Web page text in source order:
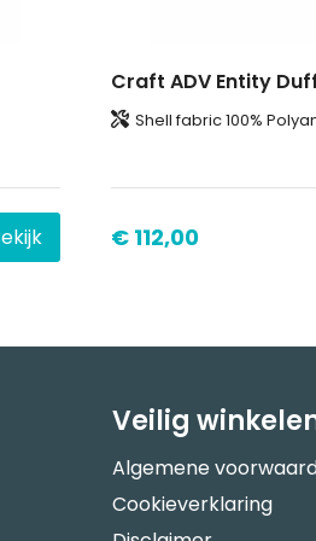
Craft ADV Entity
Shell fabric 100% Polyamide Shell fabric 50% Polyester-Recycled 50%
€ 112,00
Veilig
Algemene
Cookieverklaring